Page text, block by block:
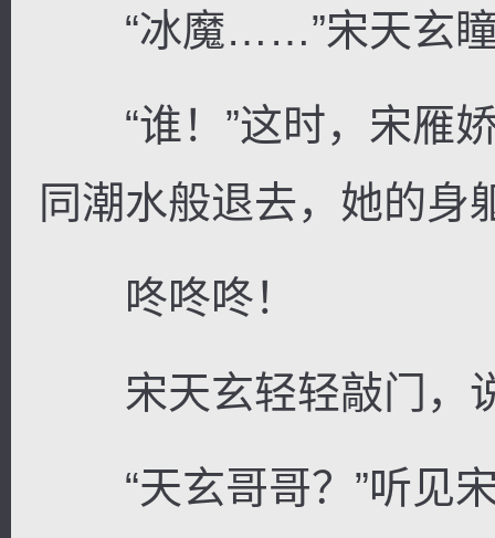
“冰魔……”宋天玄瞳
“谁！”这时，宋雁娇
同潮水般退去，她的身
咚咚咚！
宋天玄轻轻敲门，说
“天玄哥哥？”听见宋